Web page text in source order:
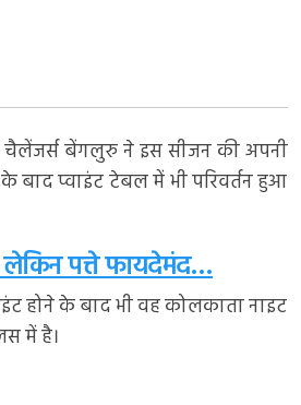
चैलेंजर्स बेंगलुरु ने इस सीजन की अपनी
बाद प्वाइंट टेबल में भी परिवर्तन हुआ
पत्ते फायदेमंद…
होने के बाद भी वह कोलकाता नाइट
में है।